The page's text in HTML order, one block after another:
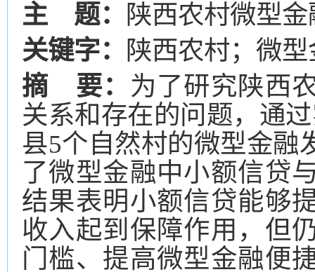
主 题：
陕西农村微型
关键字：
陕西农村；微
摘 要： 为了研究陕西
关系和存在的问题，通
县5个自然村的微型金融
了微型金融中小额信贷
结果表明小额信贷能够
收入起到保障作用，但
门槛、提高微型金融便